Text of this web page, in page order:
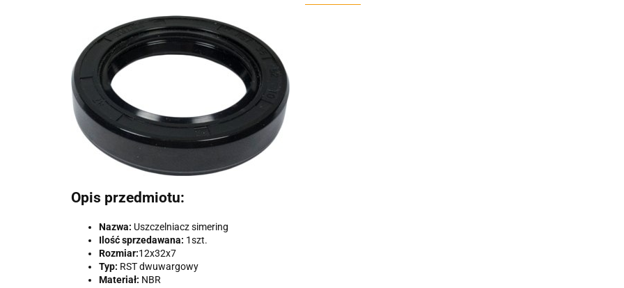
Opis przedmiotu:
Nazwa: Uszczelniacz simering
Ilość sprzedawana: 1szt.
Rozmiar:12x32x7
Typ: RST dwuwargowy
Materiał: NBR